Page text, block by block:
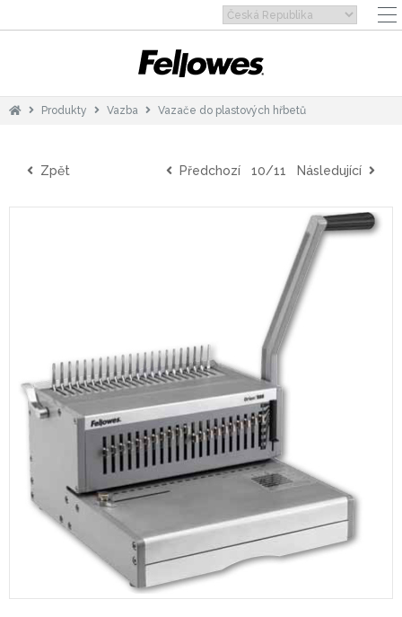
Produkty Vazba Vazače do plastových hřbetů
Zpět Předchozí 10/11 Následující